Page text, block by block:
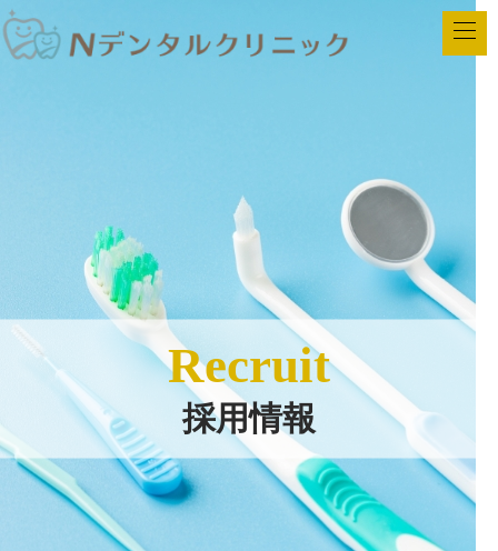
Recruit
採用情報